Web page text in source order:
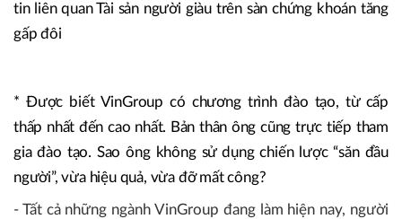
tin liên quan Tài sản người giàu trên sàn chứng khoán tăng
gấp đôi
* Được biết VinGroup có chương trình đào tạo, từ cấp
thấp nhất đến cao nhất. Bản thân ông cũng trực tiếp tham
gia đào tạo. Sao ông không sử dụng chiến lược “săn đầu
người”, vừa hiệu quả, vừa đỡ mất công?
- Tất cả những ngành VinGroup đang làm hiện nay, người